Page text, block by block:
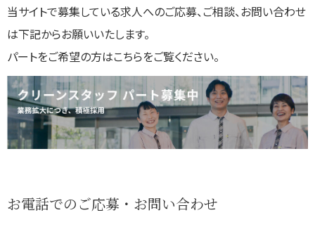
当サイトで募集している求人へのご応募、ご相談、お問い合わせ
は下記からお願いいたします。
パートをご希望の方はこちらをご覧ください。
お電話でのご応募・お問い合わせ